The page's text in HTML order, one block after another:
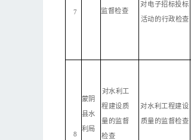
7 监督检查
对电子招标投标
活动的行政检查
8
蒙阴
县水
利局
对水利工
程建设质
量的监督
检查
对水利工程建设
质量的监督检查